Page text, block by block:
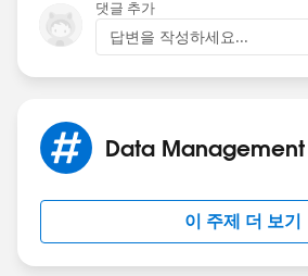
댓글 추가
답변을 작성하세요...
Data Management
이 주제 더 보기